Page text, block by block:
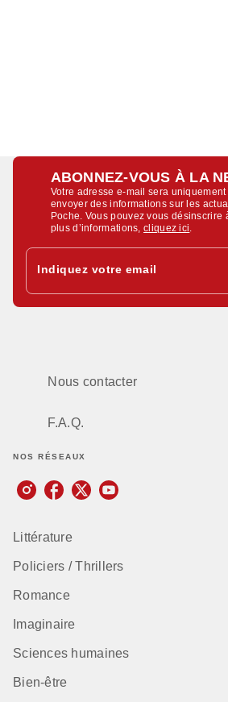
ABONNEZ-VOUS À LA
Votre adresse e-mail sera
envoyer des informations sur les
Poche. Vous pouvez vous désinscrire
plus d’informations,cliquez ici.
Indiquez votre email
Nous contacter
F.A.Q.
NOS RÉSEAUX
Littérature
Policiers / Thrillers
Romance
Imaginaire
Sciences humaines
Bien-être